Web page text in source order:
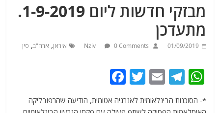
מבזקי חדשות ליום 1-9-2019.
מתעדכן
01/09/2019
Nziv 0 Comments איראן, ארה"ב, סין
W
at
T
el
e
E
m
ai
T
itt
c
*- הסוכנות הבינלאומית לאנרגיה אטומית, הודיעה שהרפובליקה